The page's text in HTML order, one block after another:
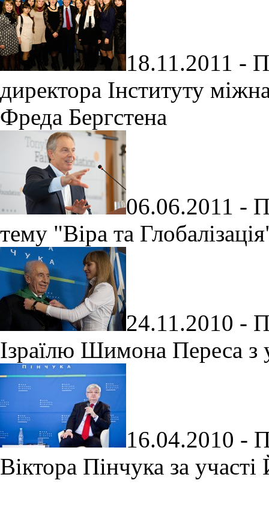
18.11.2011 -
директора Інституту
Фреда Бергстена
06.06.2011 -
тему "Віра та
24.11.2010 -
Ізраїлю Шимона Переса з
16.04.2010 -
Віктора Пінчука за